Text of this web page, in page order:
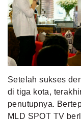
VIDEOS
MLDPOINTS
Setelah sukses
di tiga kota,
penutupnya.
MLD SPOT TV